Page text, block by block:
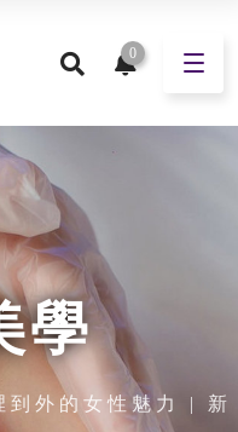
0
學
到外的女性魅力 | 新